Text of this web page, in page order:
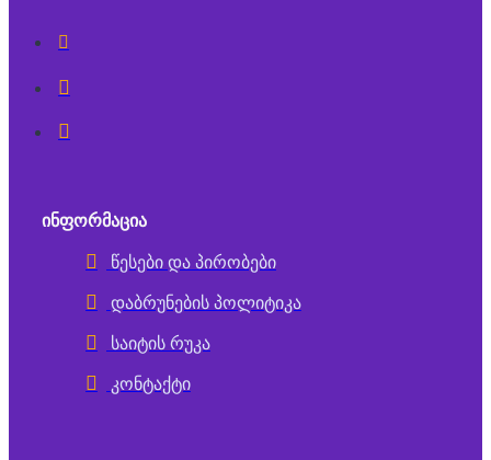
ᲘᲜᲤᲝᲠᲛᲐᲪᲘᲐ
წესები და პირობები
დაბრუნების პოლიტიკა
საიტის რუკა
კონტაქტი